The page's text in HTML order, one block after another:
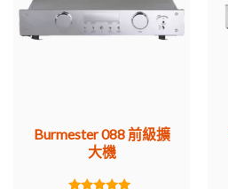
Burmester 088 前級擴
大機